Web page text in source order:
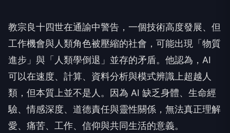
教宗良十四世在通諭中警告，一個技術高度發展、但
工作機會與人類角色被壓縮的社會，可能出現「物質
進步」與「人類學倒退」並存的矛盾。他認為，AI
可以在速度、計算、資料分析與模式辨識上超越人
類，但本質上並不是人。因為 AI 缺乏身體、生命經
驗、情感深度、道德責任與靈性關係，無法真正理解
愛、痛苦、工作、信仰與共同生活的意義。